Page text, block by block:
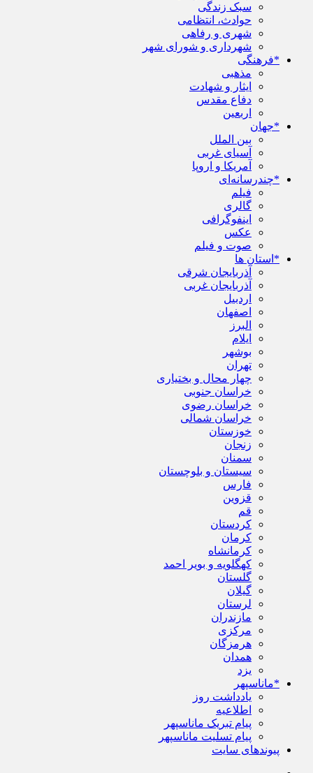
سبک زندگی
حوادث، انتظامی
شهری و رفاهی
شهرداری و شورای شهر
*فرهنگی
مذهبی
ایثار و شهادت
دفاع مقدس
اربعین
*جهان
بین الملل
آسیای غربی
آمریکا و اروپا
*چندرسانه‌ای
فیلم
گالری
اینفوگرافی
عکس
صوت و فیلم
*استان ها
آذربایجان شرقی
آذربایجان غربی
اردبیل
اصفهان
البرز
ایلام
بوشهر
تهران
چهار محال و بختیاری
خراسان جنوبی
خراسان رضوی
خراسان شمالی
خوزستان
زنجان
سمنان
سیستان و بلوچستان
فارس
قزوین
قم
کردستان
کرمان
کرمانشاه
کهگلویه و بویر احمد
گلستان
گیلان
لرستان
مازندران
مرکزی
هرمزگان
همدان
یزد
*ماناسپهر
یادداشت روز
اطلاعیه
پیام تبریک ماناسپهر
پیام تسلیت ماناسپهر
پیوندهای سایت